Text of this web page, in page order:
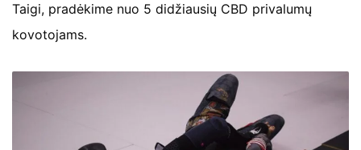
Taigi, pradėkime nuo 5 didžiausių CBD privalumų
kovotojams.